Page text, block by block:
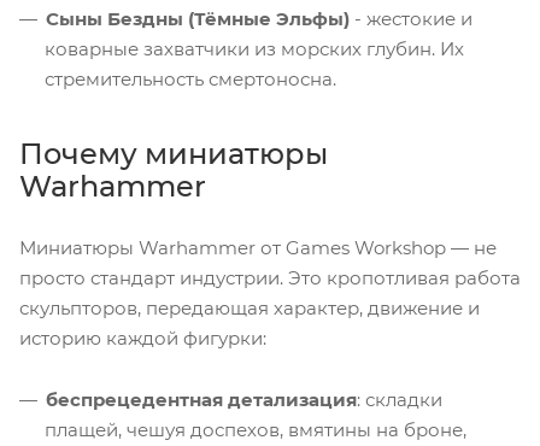
Сыны Бездны (Тёмные Эльфы) - жестокие и
коварные захватчики из морских глубин. Их
стремительность смертоносна.
Почему миниатюры
Warhammer
Миниатюры Warhammer от Games Workshop — не
просто стандарт индустрии. Это кропотливая работа
скульпторов, передающая характер, движение и
историю каждой фигурки:
беспрецедентная детализация: складки
плащей, чешуя доспехов, вмятины на броне,